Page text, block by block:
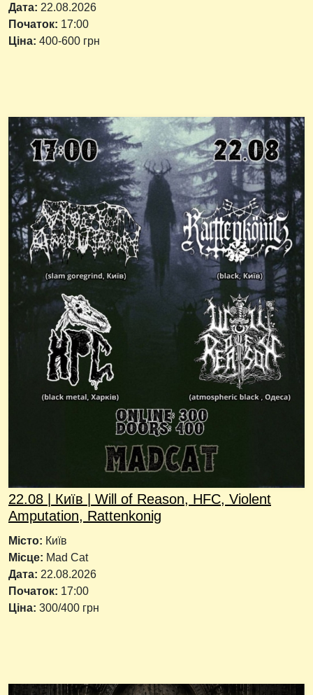
Дата: 22.08.2026
Початок: 17:00
Ціна: 400-600 грн
22.08 | Київ | Will of Reason, HFC, Violent
Amputation, Rattenkonig
Місто: Київ
Місце: Mad Cat
Дата: 22.08.2026
Початок: 17:00
Ціна: 300/400 грн